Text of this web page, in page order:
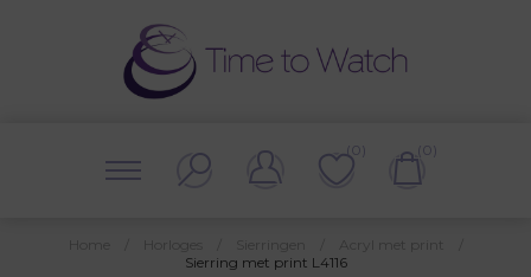
(0) (0)
Sierring met print L4116